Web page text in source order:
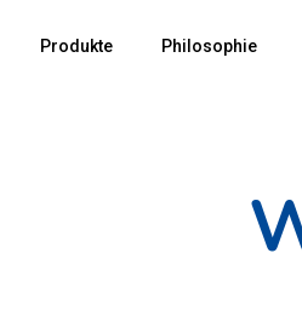
Produkte Philosophie